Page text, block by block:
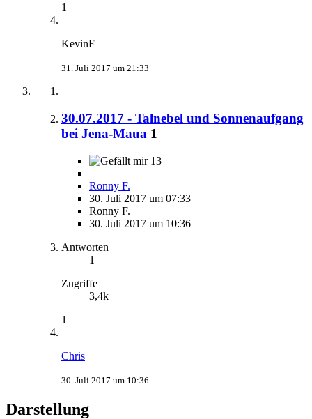
1
KevinF
31. Juli 2017 um 21:33
30.07.2017 - Talnebel und Sonnenaufgang
bei Jena-Maua 1
13
Ronny F.
30. Juli 2017 um 07:33
Ronny F.
30. Juli 2017 um 10:36
Antworten
1
Zugriffe
3,4k
1
Chris
30. Juli 2017 um 10:36
Darstellung